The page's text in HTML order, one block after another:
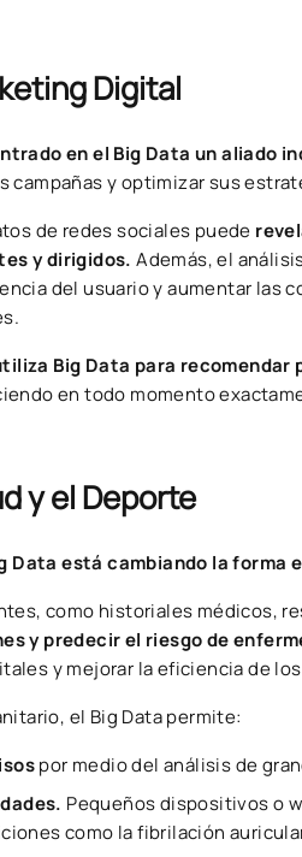
Digital
en el Big Data un aliado
campañas y optimizar sus
de redes sociales puede
y dirigidos.Además, el
del usuario y aumentar las
Big Data para
en todo momento
y el Deporte
Data está cambiando la forma
como historiales médicos,
y predecir el riesgo de
y mejorar la eficiencia de
el Big Data permite:
por medio del análisis de
Pequeños dispositivos o
como la fibrilación